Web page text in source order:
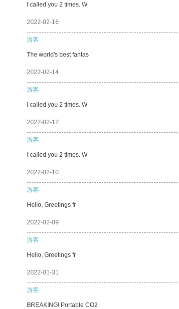
I called you 2 times. W
2022-02-16
游客
The world's best fantas
2022-02-14
游客
I called you 2 times. W
2022-02-12
游客
I called you 2 times. W
2022-02-10
游客
Hello, Greetings fr
2022-02-09
游客
Hello, Greetings fr
2022-01-31
游客
BREAKING! Portable CO2